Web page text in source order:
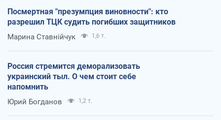
Посмертная "презумпция виновности": кто
разрешил ТЦК судить погибших защитников
Марина Ставнійчук 1,6 т.
Россия стремится деморализовать
украинский тыл. О чем стоит себе
напомнить
Юрий Богданов 1,2 т.